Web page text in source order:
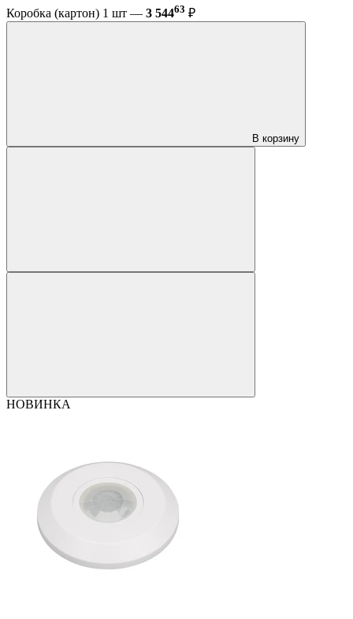
Коробка (картон) 1 шт — 3 54463 ₽
В корзину
НОВИНКА